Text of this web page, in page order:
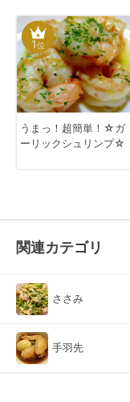
1位
うまっ！超簡単！☆ガ
ーリックシュリンプ☆
関連カテゴリ
ささみ
手羽先